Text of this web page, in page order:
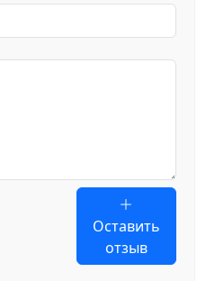
Оставить
отзыв